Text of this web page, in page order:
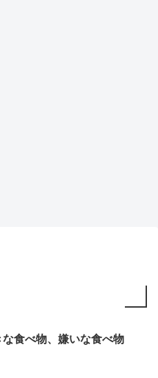
な食べ物、嫌いな食べ物